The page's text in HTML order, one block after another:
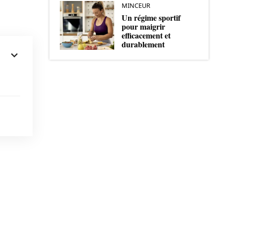
MINCEUR
Un régime sportif
pour maigrir
efficacement et
durablement